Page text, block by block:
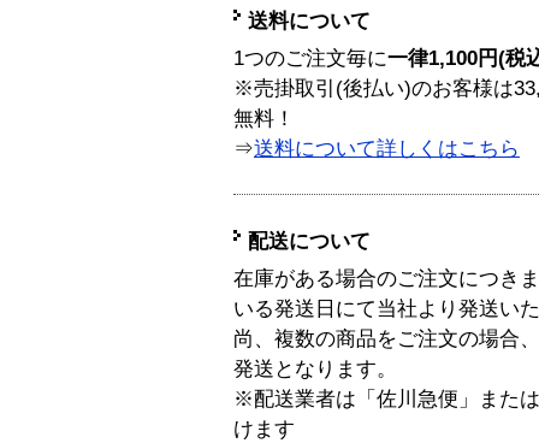
送料について
1つのご注文毎に一律1,100円(税
※売掛取引(後払い)のお客様は
無料！
⇒送料について詳しくはこちら
配送について
在庫がある場合のご注文につき
いる発送日にて当社より発送い
尚、複数の商品をご注文の場合
発送となります。
※配送業者は「佐川急便」また
けます